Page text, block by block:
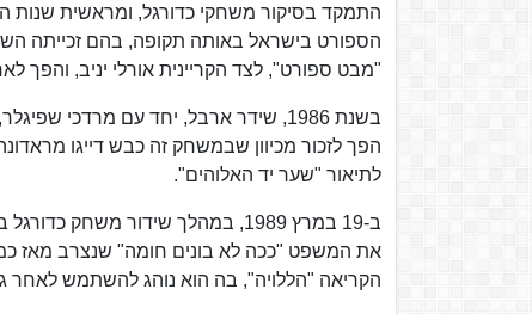
התמקד בסיקור משחקי כדורגל, ומראשית שנות
"מבט ספורט", לצד הקריינית אורלי יניב, והפך
בשנת 1986, שידר ארבל, יחד עם מרדכי
הפך לזכור מכיוון שבמשחק זה כבש דייגו
לתיאור "שער יד האלוהים".
את המשפט "ככה לא בונים חומה" שנצרב מאז
הקריאה "הללויה", בה הוא נוהג להשתמש לאחר